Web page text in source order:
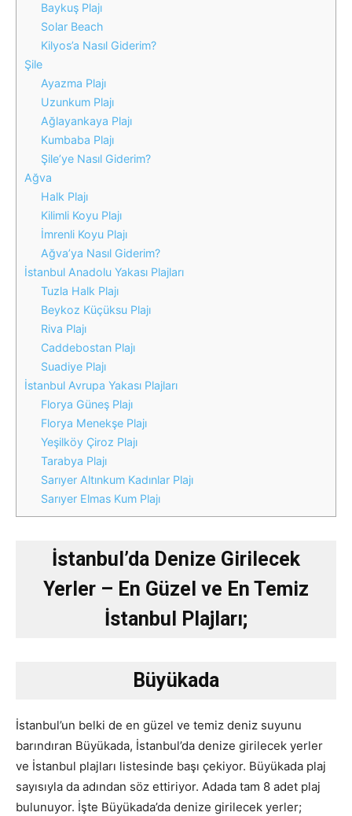
Baykuş Plajı
Solar Beach
Kilyos’a Nasıl Giderim?
Şile
Ayazma Plajı
Uzunkum Plajı
Ağlayankaya Plajı
Kumbaba Plajı
Şile’ye Nasıl Giderim?
Ağva
Halk Plajı
Kilimli Koyu Plajı
İmrenli Koyu Plajı
Ağva’ya Nasıl Giderim?
İstanbul Anadolu Yakası Plajları
Tuzla Halk Plajı
Beykoz Küçüksu Plajı
Riva Plajı
Caddebostan Plajı
Suadiye Plajı
İstanbul Avrupa Yakası Plajları
Florya Güneş Plajı
Florya Menekşe Plajı
Yeşilköy Çiroz Plajı
Tarabya Plajı
Sarıyer Altınkum Kadınlar Plajı
Sarıyer Elmas Kum Plajı
İstanbul’da Denize Girilecek
Yerler – En Güzel ve En Temiz
İstanbul Plajları;
Büyükada
İstanbul’un belki de en güzel ve temiz deniz suyunu
barındıran Büyükada, İstanbul’da denize girilecek yerler
ve İstanbul plajları listesinde başı çekiyor. Büyükada plaj
sayısıyla da adından söz ettiriyor. Adada tam 8 adet plaj
bulunuyor. İşte Büyükada’da denize girilecek yerler;